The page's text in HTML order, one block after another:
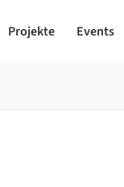
Projekte Events